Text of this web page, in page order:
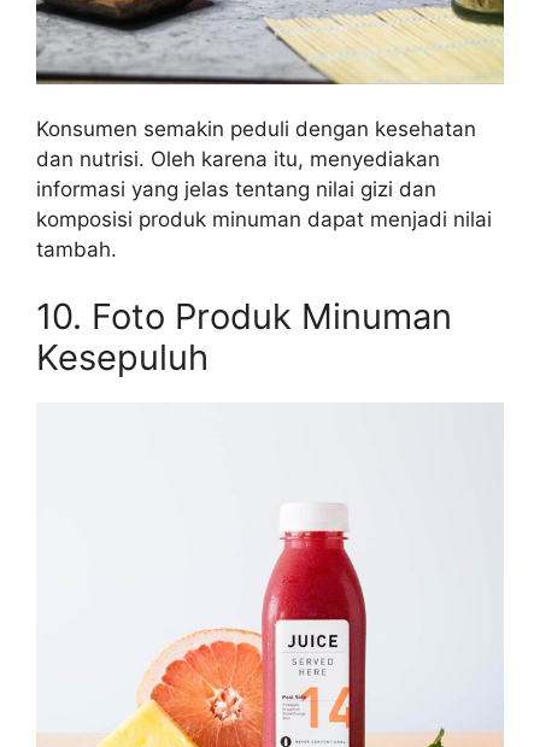
Konsumen semakin peduli dengan kesehatan
dan nutrisi. Oleh karena itu, menyediakan
informasi yang jelas tentang nilai gizi dan
komposisi produk minuman dapat menjadi nilai
tambah.
10. Foto Produk Minuman
Kesepuluh